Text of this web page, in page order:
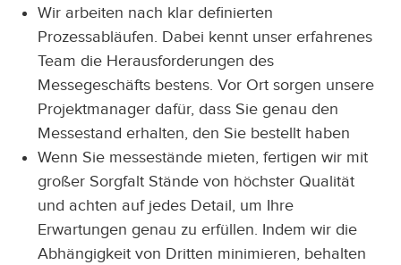
Wir arbeiten nach klar definierten
Prozessabläufen. Dabei kennt unser erfahrenes
Team die Herausforderungen des
Messegeschäfts bestens. Vor Ort sorgen unsere
Projektmanager dafür, dass Sie genau den
Messestand erhalten, den Sie bestellt haben
Wenn Sie messestände mieten, fertigen wir mit
großer Sorgfalt Stände von höchster Qualität
und achten auf jedes Detail, um Ihre
Erwartungen genau zu erfüllen. Indem wir die
Abhängigkeit von Dritten minimieren, behalten